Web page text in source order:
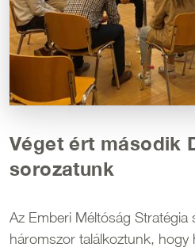
Véget ért második
sorozatunk
Az Emberi Méltóság Stratégia
háromszor találkoztunk, hogy